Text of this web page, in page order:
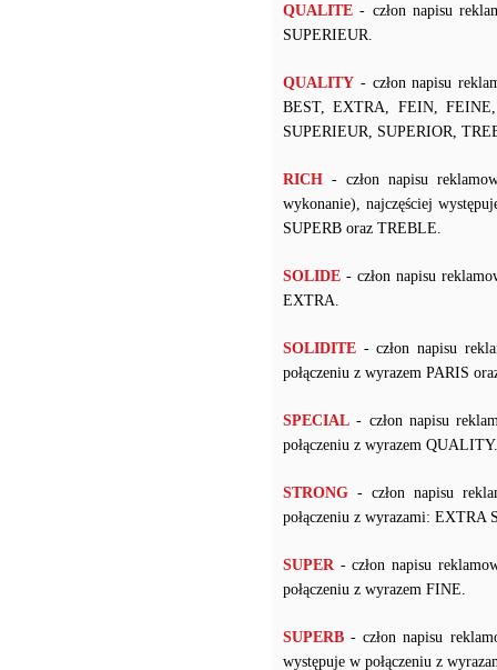
QUALITE - człon napisu
SUPERIEUR.
QUALITY - człon napisu
BEST, EXTRA, FEIN,
SUPERIEUR, SUPERIOR,
RICH - człon napisu
wykonanie), najczęściej
SUPERB oraz TREBLE.
SOLIDE - człon napisu
EXTRA.
SOLIDITE - człon napisu
połączeniu z wyrazem PARIS
SPECIAL - człon napisu
połączeniu z wyrazem QUALITY.
STRONG - człon napisu
połączeniu z wyrazami: EXTRA
SUPER- człon napisu
połączeniu z wyrazem FINE.
SUPERB - człon napisu
występuje w połączeniu z